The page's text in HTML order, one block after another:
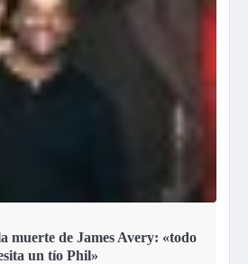
muerte de James Avery: «todo
un tío Phil»